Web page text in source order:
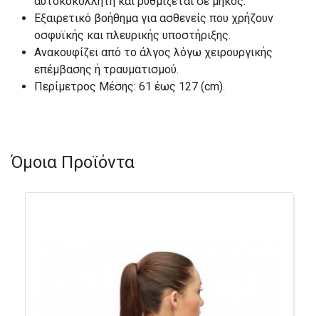
Εξαιρετικό βοήθημα για ασθενείς που χρήζουν
οσφυϊκής και πλευρικής υποστήριξης.
Ανακουφίζει από το άλγος λόγω χειρουργικής
επέμβασης ή τραυματισμού.
Περίμετρος Μέσης: 61 έως 127 (cm).
Όμοια Προϊόντα